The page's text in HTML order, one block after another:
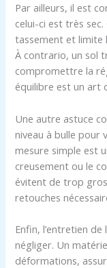
Par ailleurs, il est
celui-ci est très
tassement et limite
À contrario, un sol
compromettre la
équilibre est un art
Une autre astuce
niveau à bulle pour
mesure simple est
creusement ou le
évitent de trop
retouches
Enfin, l’entretien
négliger. Un
déformations,